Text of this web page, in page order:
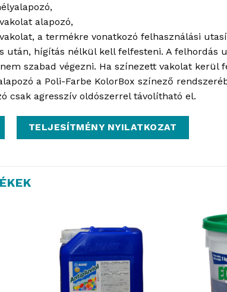
alapozó,
a termékre vonatkozó felhasználási
után, hígítás nélkül kell felfesteni. A
szabad végezni. Ha színezett vakolat kerül
a Poli-Farbe KolorBox színező
csak agresszív oldószerrel távolítható el.
TELJESÍTMÉNY NYILATKOZAT